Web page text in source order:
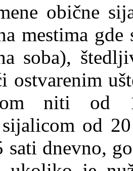
obične
mestima
soba),
ostvarenim
niti od
od
sati dnevno,